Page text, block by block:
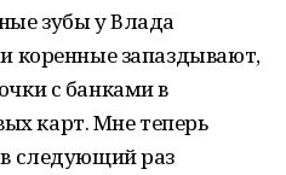
зубы у Влада
коренные запаздывают,
с банками в
карт. Мне теперь
следующий раз